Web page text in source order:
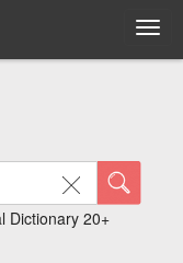
Dictionary 20+